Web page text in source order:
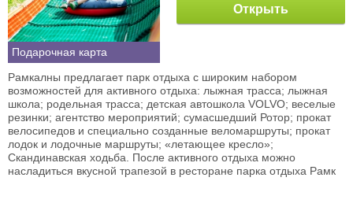
Подарочная карта
Открыть
Рамкалны предлагает парк отдыха с широким набором
возможностей для активного отдыха: лыжная трасса; лыжная
школа; родельная трасса; детская автошкола VOLVO; веселые
резинки; агентство мероприятий; сумасшедший Ротор; прокат
велосипедов и специально созданные веломаршруты; прокат
лодок и лодочные маршруты; «летающее кресло»;
Скандинавская ходьба. После активного отдыха можно
насладиться вкусной трапезой в ресторане парка отдыха Рамк